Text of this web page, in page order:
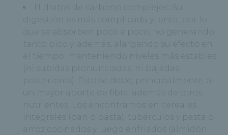
Hidratos de carbono complejos: Su
digestión es más complicada y lenta, por lo
que se absorben poco a poco, no generando
tanto pico y, además, alargando su efecto en
el tiempo, manteniendo niveles más estables
(ni subidas pronunciadas, ni bajadas
posteriores). Esto se debe, principalmente, a
un mayor aporte de fibra, además de otros
nutrientes. Los encontramos en cereales
integrales (pan o pasta), tubérculos y pasta o
arroz cocinados y luego enfriados (almidón